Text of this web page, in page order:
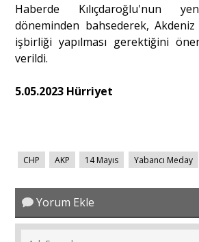
Haberde Kılıçdaroğlu'nun
döneminden bahsederek,
işbirliği yapılması gerektiğini
verildi.
5.05.2023 Hürriyet
CHP AKP 14 Mayıs Yabancı Meday
Yorum Ekle